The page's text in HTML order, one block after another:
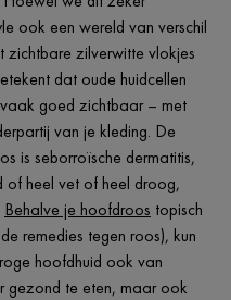
ook een wereld van verschil
zichtbare zilverwitte vlokjes
dat oude huidcellen
goed zichtbaar – met
van je kleding. De
is seborroïsche dermatitis,
of heel vet of heel droog,
Behalve je hoofdroos topisch
remedies tegen roos), kun
hoofdhuid ook van
gezond te eten, maar ook